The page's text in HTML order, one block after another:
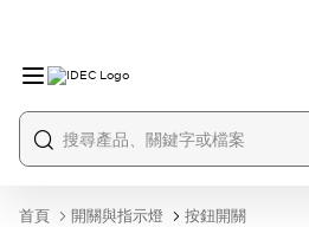
首頁 開關與指示燈
按鈕開關